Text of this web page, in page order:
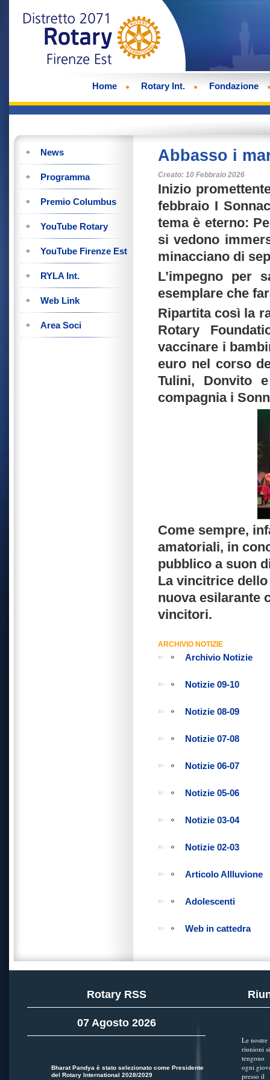
Home Rotary Int. Fondazione
News
Programma
Premio Columbus
YouTube Rotary
YouTube Firenze Est
RYLA Int.
Web Link
Area Soci
Abbasso i
Creato: 10 Febbraio 2026
Inizio
febbraio I
tema è eterno:
si vedono
minacciano di
L’impegno per
esemplare che
Ripartita così la
Rotary
vaccinare i
euro nel corso
Tulini, Donvito
compagnia i
Come sempre,
amatoriali, in
pubblico a suon
La vincitrice
nuova esilarante
vincitori.
ARCHIVIO NOTIZIE
Archivio Notizie
Notizie 09-10
Notizie 08-09
Notizie 07-08
Notizie 06-07
Notizie 05-06
Notizie 03-04
Notizie 02-03
Articolo Allluvione
Adolescenti
Web in cattedra
Rotary RSS
07 Agosto 2026
Bharat Pandya è stato selezionato come Presidente
del Rotary International 2028/2029
Le nostre
riunioni si
tengono
ogni
presso il